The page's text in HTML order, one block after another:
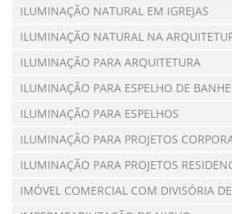
ILUMINAÇÃO NATURAL EM IGREJAS
ILUMINAÇÃO NATURAL NA
ILUMINAÇÃO PARA ARQUITETURA
ILUMINAÇÃO PARA ESPELHO DE
ILUMINAÇÃO PARA ESPELHOS
ILUMINAÇÃO PARA PROJETOS
ILUMINAÇÃO PARA PROJETOS
IMÓVEL COMERCIAL COM DIVISÓRIA